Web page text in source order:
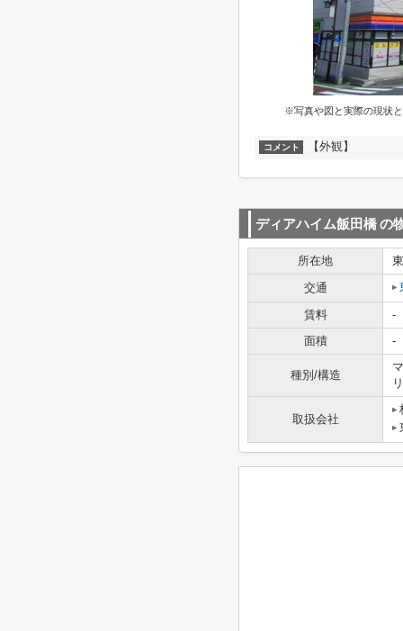
※写真や図と実際の現状
コメント 【外観】
ディアハイム飯田橋の
所在地
交通
賃料
-
面積
-
種別/構造
取扱会社